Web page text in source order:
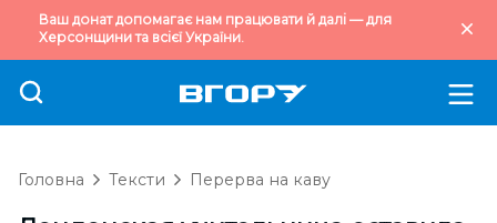
Ваш донат допомагає нам працювати й далі — для
Херсонщини та всієї України.
Головна Тексти Перерва на каву